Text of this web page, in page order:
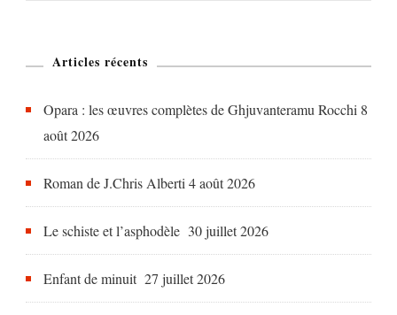
M
Et
Peretti,
Ed.Piazzola,
Articles récents
Opara : les œuvres complètes de Ghjuvanteramu Rocchi 8
août 2026
Roman de J.Chris Alberti 4 août 2026
Le schiste et l’asphodèle 30 juillet 2026
Enfant de minuit 27 juillet 2026